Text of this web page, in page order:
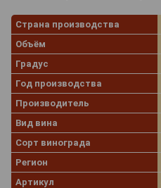
Страна производства
Объём
Градус
Год производства
Производитель
Вид вина
Сорт винограда
Регион
Артикул